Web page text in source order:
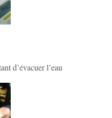
d’évacuer l’eau